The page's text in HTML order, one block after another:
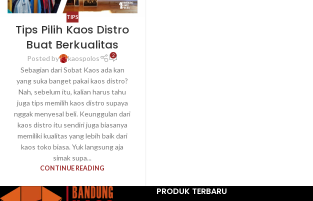
TIPS
Tips Pilih Kaos Distro
Buat Berkualitas
Posted by kaospolos 2
Sebagian dari Sobat Kaos ada kan
yang suka banget pakai kaos distro?
Nah, sebelum itu, kalian harus tahu
juga tips memilih kaos distro supaya
nggak menyesal beli. Keunggulan dari
kaos distro itu sendiri juga biasanya
memiliki kualitas yang lebih baik dari
kaos toko biasa. Yuk langsung aja
simak supa...
CONTINUE READING
PRODUK TERBARU